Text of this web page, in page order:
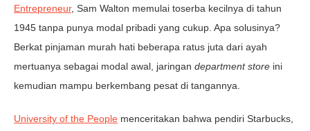
Entrepreneur, Sam Walton memulai toserba kecilnya di tahun
1945 tanpa punya modal pribadi yang cukup. Apa solusinya?
Berkat pinjaman murah hati beberapa ratus juta dari ayah
mertuanya sebagai modal awal, jaringan department store ini
kemudian mampu berkembang pesat di tangannya.
University of the People menceritakan bahwa pendiri Starbucks,